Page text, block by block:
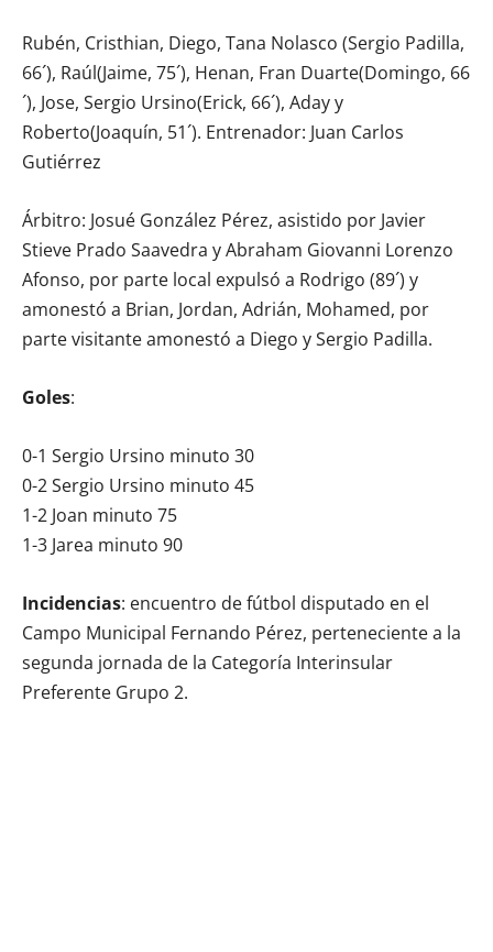
Rubén, Cristhian, Diego, Tana Nolasco (Sergio Padilla,
66´), Raúl(Jaime, 75´), Henan, Fran Duarte(Domingo, 66
´), Jose, Sergio Ursino(Erick, 66´), Aday y
Roberto(Joaquín, 51´). Entrenador: Juan Carlos
Gutiérrez
Árbitro: Josué González Pérez, asistido por Javier
Stieve Prado Saavedra y Abraham Giovanni Lorenzo
Afonso, por parte local expulsó a Rodrigo (89´) y
amonestó a Brian, Jordan, Adrián, Mohamed, por
parte visitante amonestó a Diego y Sergio Padilla.
Goles:
0-1 Sergio Ursino minuto 30
0-2 Sergio Ursino minuto 45
1-2 Joan minuto 75
1-3 Jarea minuto 90
Incidencias: encuentro de fútbol disputado en el
Campo Municipal Fernando Pérez, perteneciente a la
segunda jornada de la Categoría Interinsular
Preferente Grupo 2.